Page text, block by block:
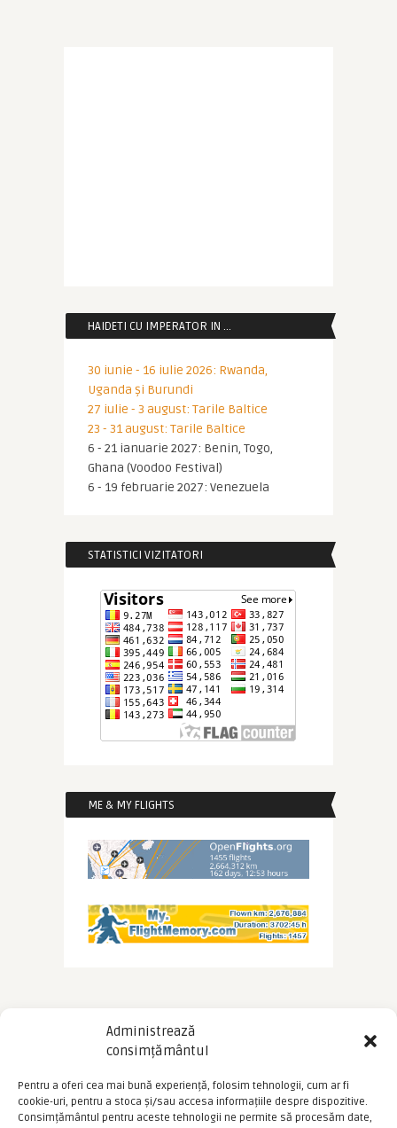
Administrează
consimțământul
Pentru a oferi cea mai bună experiență, folosim tehnologii, cum ar fi
cookie-uri, pentru a stoca și/sau accesa informațiile despre dispozitive.
Consimțământul pentru aceste tehnologii ne permite să procesăm date,
HAIDETI CU IMPERATOR IN …
30 iunie - 16 iulie 2026: Rwanda,
Uganda și Burundi
27 iulie - 3 august: Tarile Baltice
23 - 31 august: Tarile Baltice
6 - 21 ianuarie 2027: Benin, Togo,
Ghana (Voodoo Festival)
6 - 19 februarie 2027: Venezuela
STATISTICI VIZITATORI
ME & MY FLIGHTS